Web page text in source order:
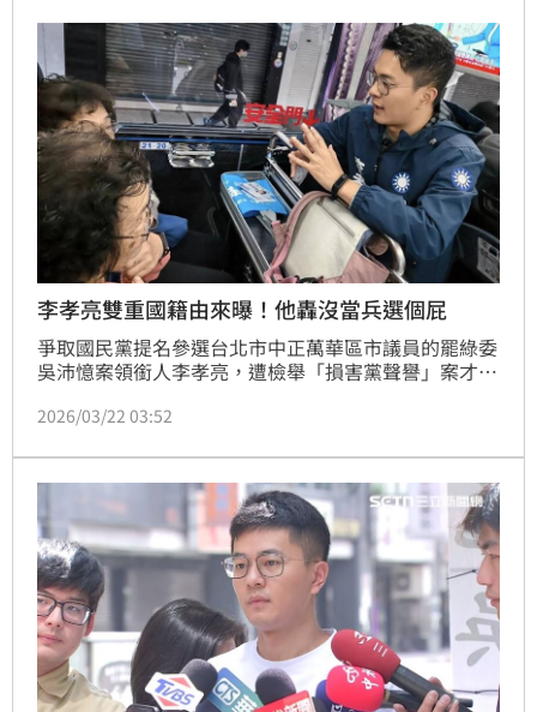
李孝亮雙重國籍由來曝！他轟沒當兵選個屁
爭取國民黨提名參選台北市中正萬華區市議員的罷綠委
吳沛憶案領銜人李孝亮，遭檢舉「損害黨聲譽」案才剛
定。前桃園市議員王浩宇開轟，沒服兵役選個屁！哪有
2026/03/22 03:52